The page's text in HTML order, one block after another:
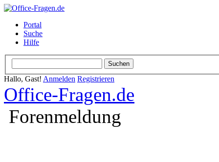
Portal
Suche
Hilfe
Hallo, Gast! Anmelden Registrieren
Office-Fragen.de
Forenmeldung